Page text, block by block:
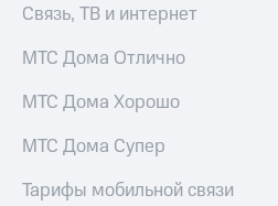
Связь, ТВ и интернет
МТС Дома Отлично
МТС Дома Хорошо
МТС Дома Супер
Тарифы мобильной связи